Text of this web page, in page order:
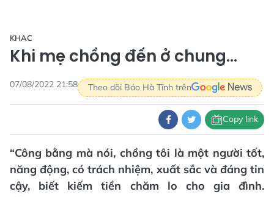
KHAC
Khi mẹ chồng đến ở chung...
07/08/2022 21:58 Theo dõi Báo Hà Tĩnh trên
Copy link
“Công bằng mà nói, chồng tôi là một người tốt,
năng động, có trách nhiệm, xuất sắc và đáng tin
cậy, biết kiếm tiền chăm lo cho gia đình.